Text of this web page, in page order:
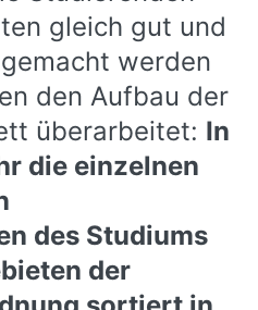
gleich gut und
gemacht werden
den Aufbau der
über­arbeitet: In
die einzelnen
des Studiums
der